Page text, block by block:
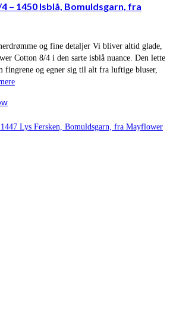
– 1450 Isblå, Bomuldsgarn, fra
og fine detaljer Vi bliver altid glade,
Cotton 8/4 i den sarte isblå nuance. Den lette
fingrene og egner sig til alt fra luftige bluser,